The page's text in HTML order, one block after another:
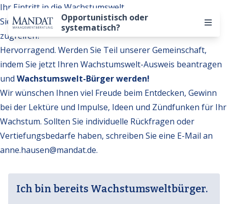
Opportunistisch oder
systematisch?
Ihr Eintritt in die Wachstumswelt
Sie möchten auf weitere Inhalte der Wachstumswelt
zugreifen?
Hervorragend. Werden Sie Teil unserer Gemeinschaft,
indem Sie jetzt Ihren Wachstumswelt-Ausweis beantragen
und Wachstumswelt-Bürger werden!
Wir wünschen Ihnen viel Freude beim Entdecken, Gewinn
bei der Lektüre und Impulse, Ideen und Zündfunken für Ihr
Wachstum. Sollten Sie individuelle Rückfragen oder
Vertiefungsbedarfe haben, schreiben Sie eine E-Mail an
anne.hausen@mandat.de.
Ich bin bereits Wachstumsweltbürger.